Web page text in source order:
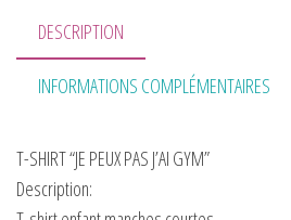
DESCRIPTION
INFORMATIONS COMPLÉMENTAIRES
T-SHIRT “JE PEUX PAS J’AI GYM”
Description: